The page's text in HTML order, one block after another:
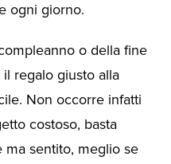
ogni giorno.
o della fine
regalo giusto alla
Non occorre infatti
costoso, basta
ma sentito, meglio se